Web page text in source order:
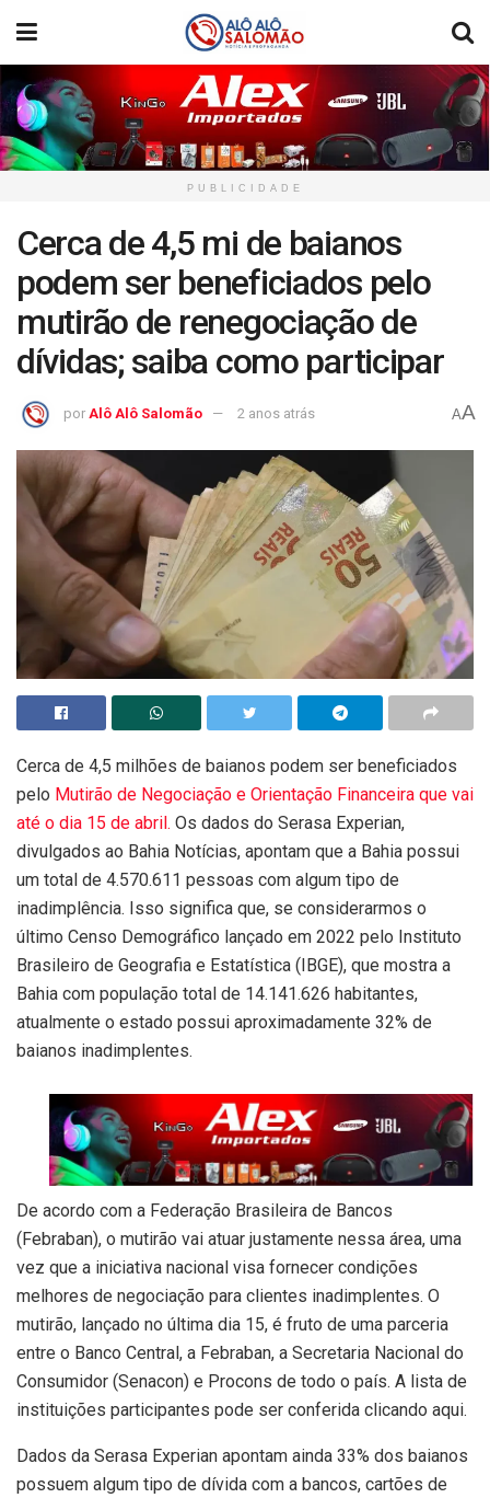
PUBLICIDADE
Cerca de 4,5 mi de baianos
podem ser beneficiados pelo
mutirão de renegociação de
dívidas; saiba como participar
por Alô Alô Salomão 2 anos atrás AA
Cerca de 4,5 milhões de baianos podem ser beneficiados
pelo Mutirão de Negociação e Orientação Financeira que vai
até o dia 15 de abril. Os dados do Serasa Experian,
divulgados ao Bahia Notícias, apontam que a Bahia possui
um total de 4.570.611 pessoas com algum tipo de
inadimplência. Isso significa que, se considerarmos o
último Censo Demográfico lançado em 2022 pelo Instituto
Brasileiro de Geografia e Estatística (IBGE), que mostra a
Bahia com população total de 14.141.626 habitantes,
atualmente o estado possui aproximadamente 32% de
baianos inadimplentes.
De acordo com a Federação Brasileira de Bancos
(Febraban), o mutirão vai atuar justamente nessa área, uma
vez que a iniciativa nacional visa fornecer condições
melhores de negociação para clientes inadimplentes. O
mutirão, lançado no última dia 15, é fruto de uma parceria
entre o Banco Central, a Febraban, a Secretaria Nacional do
Consumidor (Senacon) e Procons de todo o país. A lista de
instituições participantes pode ser conferida clicando aqui.
Dados da Serasa Experian apontam ainda 33% dos baianos
possuem algum tipo de dívida com a bancos, cartões de